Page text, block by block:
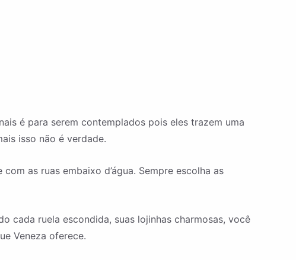
é para serem contemplados pois eles trazem uma
isso não é verdade.
as ruas embaixo d’água. Sempre escolha as
cada ruela escondida, suas lojinhas charmosas, você
Veneza oferece.